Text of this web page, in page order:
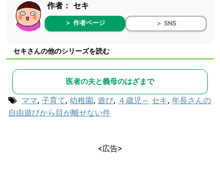
作者： セキ
＞ 作者ページ ＞ SNS
セキさんの他のシリーズを読む
医者の夫と義母のはざまで
ママ, 子育て, 幼稚園, 遊び, ４歳児～ セキ, 年長さんの
自由遊びから目が離せない件
<広告>